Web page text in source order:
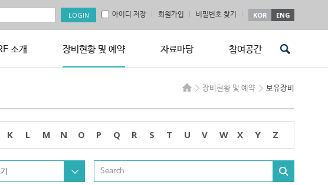
아이디 저장 회원가입 비밀번호 찾기 KOR ENG
소개 장비현황 및 예약 자료마당 참여공간
장비현황 및 예약 보유장비
K L M N O P Q R S T U V W X Y Z